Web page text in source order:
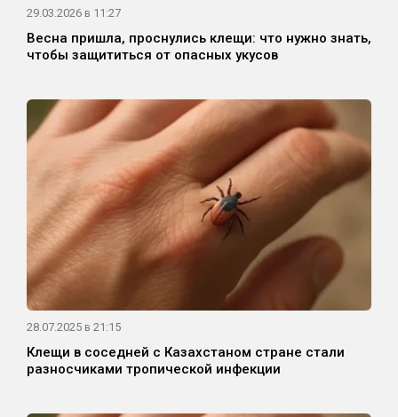
29.03.2026 в 11:27
Весна пришла, проснулись клещи: что нужно знать,
чтобы защититься от опасных укусов
28.07.2025 в 21:15
Клещи в соседней с Казахстаном стране стали
разносчиками тропической инфекции